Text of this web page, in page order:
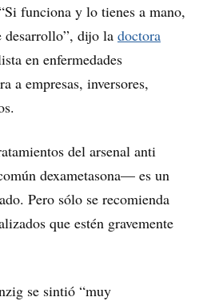
funciona y lo tienes a mano,
desarrollo”, dijo la doctora
en enfermedades
a empresas, inversores,
del arsenal anti
dexametasona— es un
Pero sólo se recomienda
que estén gravemente
se sintió “muy